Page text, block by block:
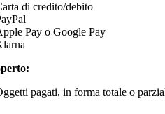
di credito/debito
Pay o Google Pay
pagati, in forma totale o